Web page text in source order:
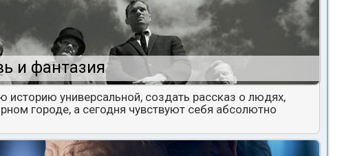
и фантазия
историю универсальной, создать рассказ о людях,
городе, а сегодня чувствуют себя абсолютно